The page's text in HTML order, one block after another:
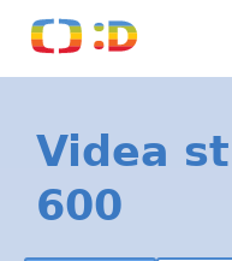
Videa
600